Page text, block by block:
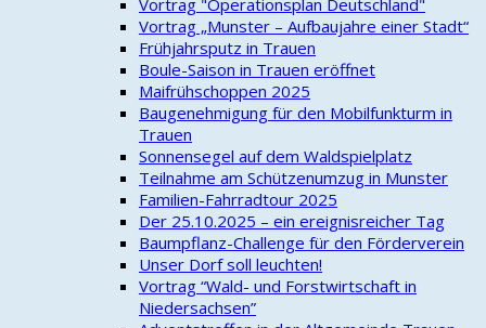
Vortrag "Operationsplan Deutschland"
Vortrag „Munster – Aufbaujahre einer Stadt“
Frühjahrsputz in Trauen
Boule-Saison in Trauen eröffnet
Maifrühschoppen 2025
Baugenehmigung für den Mobilfunkturm in
Trauen
Sonnensegel auf dem Waldspielplatz
Teilnahme am Schützenumzug in Munster
Familien-Fahrradtour 2025
Der 25.10.2025 – ein ereignisreicher Tag
Baumpflanz-Challenge für den Förderverein
Unser Dorf soll leuchten!
Vortrag “Wald- und Forstwirtschaft in
Niedersachsen”